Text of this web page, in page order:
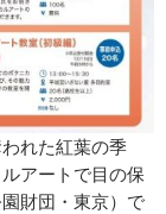
れた紅葉の季
アートで目の保
園財団・東京）で